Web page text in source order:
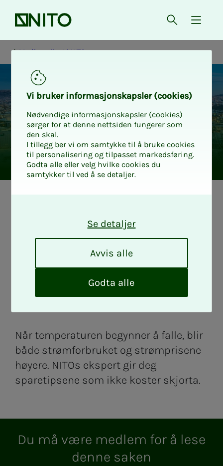
Forsiden Åpne søk
{
Medlemslivet i NITO
6 spa­re­­­tips når
strøm­pri­­­sen
øker
Når temperaturen begynner å falle, blir
både strømforbruket og strømprisene
høyere. NITOs ekspert gir deg
sparetipsene som ikke koster skjorta.
Du må være med­­­­­lem for å lese
den­­­ne sa­­­ken
Vi bru­­­ker in­­­for­­­ma­­­sjons­­­kaps­­­­­ler (cookies)
Nødvendige informasjonskapsler (cookies)
sørger for at denne nettsiden fungerer som
den skal.
I tillegg ber vi om samtykke til å bruke cookies
til personalisering og tilpasset markedsføring.
Godta alle eller velg hvilke cookies du
samtykker til ved å se detaljer.
e
Se detaljer
Avvis alle
Godta alle